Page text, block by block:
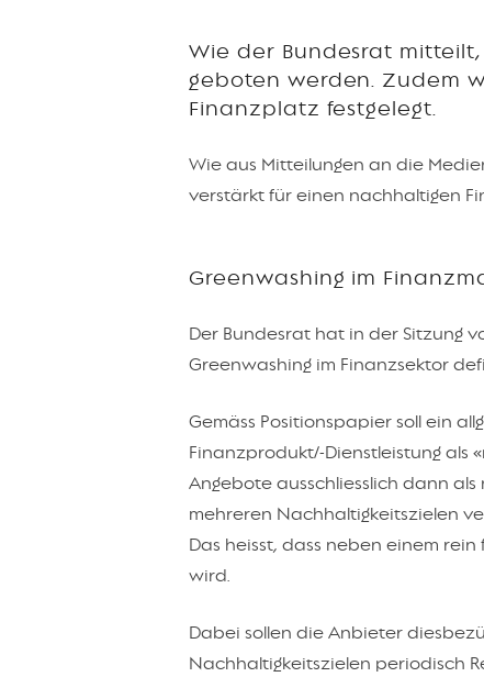
Wie der Bundesrat
geboten werden. Zudem
Finanzplatz festgelegt.
Wie aus Mitteilungen an die
verstärkt für einen nachhaltigen
Greenwashing im
Der Bundesrat hat in der Sitzung
Greenwashing im Finanzsektor
Gemäss Positionspapier soll ein
Finanzprodukt/-Dienstleistung als
Angebote ausschliesslich dann
mehreren Nachhaltigkeitszielen
Das heisst, dass neben einem
wird.
Dabei sollen die Anbieter
Nachhaltigkeitszielen periodisch